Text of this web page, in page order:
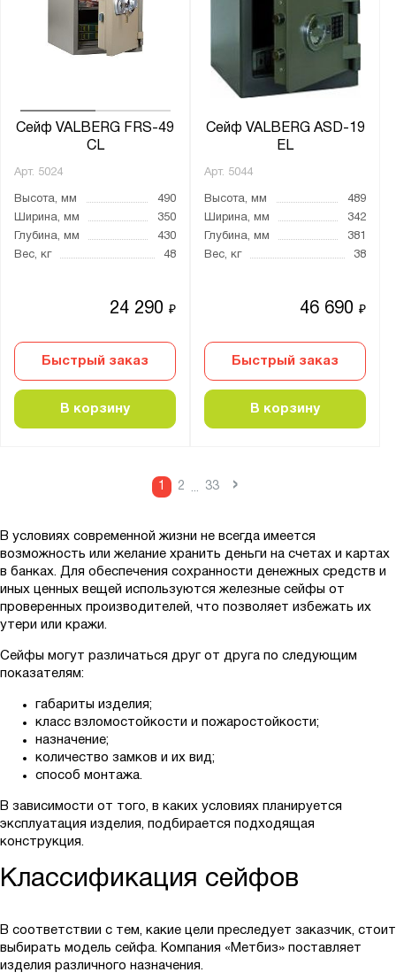
Сейф VALBERG FRS-49
CL
Арт. 5024
Высота, мм
490
Ширина, мм
350
Глубина, мм
430
Вес, кг
48
24 290₽
Быстрый заказ
В корзину
Сейф VALBERG ASD-19
EL
Арт. 5044
Высота, мм
489
Ширина, мм
342
Глубина, мм
381
Вес, кг
38
46 690₽
Быстрый заказ
В корзину
1 2 ... 33 ›
В условиях современной жизни не всегда имеется
возможность или желание хранить деньги на счетах и картах
в банках. Для обеспечения сохранности денежных средств и
иных ценных вещей используются железные сейфы от
проверенных производителей, что позволяет избежать их
утери или кражи.
Сейфы могут различаться друг от друга по следующим
показателям:
габариты изделия;
класс взломостойкости и пожаростойкости;
назначение;
количество замков и их вид;
способ монтажа.
В зависимости от того, в каких условиях планируется
эксплуатация изделия, подбирается подходящая
конструкция.
Классификация сейфов
В соответствии с тем, какие цели преследует заказчик, стоит
выбирать модель сейфа. Компания «Метбиз» поставляет
изделия различного назначения.